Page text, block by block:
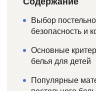
Выбор
безопасность и
Основные
белья для детей
Популярные